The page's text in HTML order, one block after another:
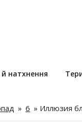
й натхнення
» 6 » Иллюзия